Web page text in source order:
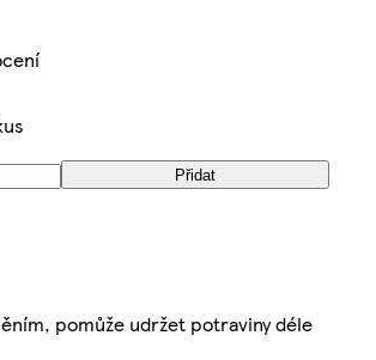
Přidat
pomůže udržet potraviny déle